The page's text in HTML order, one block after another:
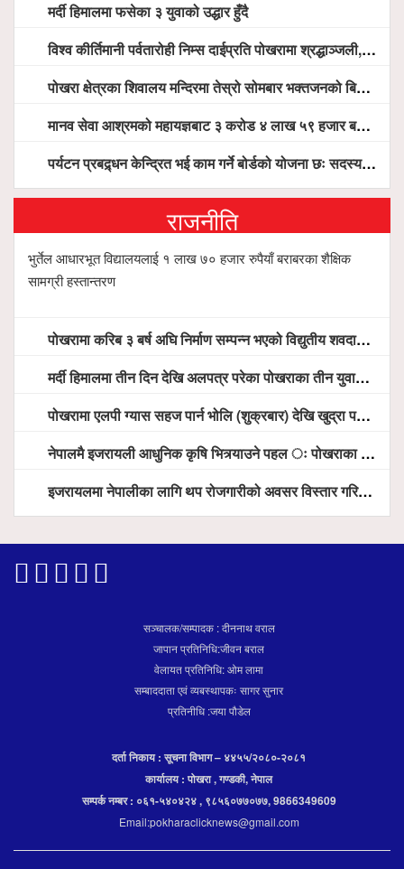
मर्दी हिमालमा फसेका ३ युवाको उद्धार हुँदै
विश्व कीर्तिमानी पर्वतारोही निम्स दाईप्रति पोखरामा श्रद्धाञ्जली, दीप प्रज्वलन गर्दै योगदानको प्रशंसा (भिडियो सहित)
पोखरा क्षेत्रका शिवालय मन्दिरमा तेस्रो सोमबार भक्तजनको बिहानैदेखि घुइँचो
मानव सेवा आश्रमको महायज्ञबाट ३ करोड ४ लाख ५९ हजार बचत, १ करोड ४४ लाख उठ्न बाँकी, विना संचार माध्यम तर प्रचार प्रसारमै भयो १९ लाख खर्च !
पर्यटन प्रबद्र्धन केन्द्रित भई काम गर्ने बोर्डको योजना छः सदस्य पोखरेल, चलिय पोखरालाई थप प्रभावकारी बनाउन होटल संघको माग
राजनीति
भुर्तेल आधारभूत विद्यालयलाई १ लाख ७० हजार रुपैयाँ बराबरका शैक्षिक
सामग्री हस्तान्तरण
पोखरामा करिब ३ बर्ष अघि निर्माण सम्पन्न भएको विद्युतीय शवदाह गृह अझै संचालनमा आउन सकेन, तत्काल संचालन गर्न स्थानियको माग
मर्दी हिमालमा तीन दिन देखि अलपत्र परेका पोखराका तीन युवाको सशस्त्र प्रहरी सहितको टोलीको साहसिक उद्धार
पोखरामा एलपी ग्यास सहज पार्न भोलि (शुक्रबार) देखि खुद्रा पसलबाटै बिक्रि वितरण हुने, स्टोर नगर्न आग्रह
नेपालमै इजरायली आधुनिक कृषि भित्र्याउने पहल ः पोखराका मेयर धनराज आचार्य र इजरायली राजदूतबीच सहकार्य विस्तारको संकेत
इजरायलमा नेपालीका लागि थप रोजगारीको अवसर विस्तार गरिने ः राजदूत बास
सञ्चालक/सम्पादक : दीननाथ वराल
जापान प्रतिनिधि:जीवन बराल
वेलायत प्रतिनिधि: ओम लामा
सम्बाददाता एवं व्यबस्थापकः सागर सुनार
प्रतिनीधि :जया पौडेल
दर्ता निकाय : सूचना विभाग – ४४५५/२०८०-२०८१
कार्यालय : पोखरा , गण्डकी, नेपाल
सम्पर्क नम्बर : ०६१-५४०४२४ , ९८५६०७७०७७, 9866349609
Email:pokharaclicknews@gmail.com